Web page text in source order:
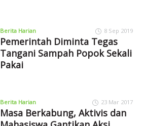
Berita Harian 8 Sep 2019
Pemerintah Diminta Tegas
Tangani Sampah Popok Sekali
Pakai
Berita Harian 23 Mar 2017
Masa Berkabung, Aktivis dan